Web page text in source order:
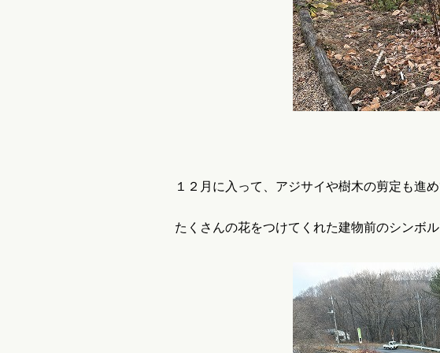
１２月に入って、アジサイや樹木の剪定も進め
たくさんの花をつけてくれた建物前のシンボ